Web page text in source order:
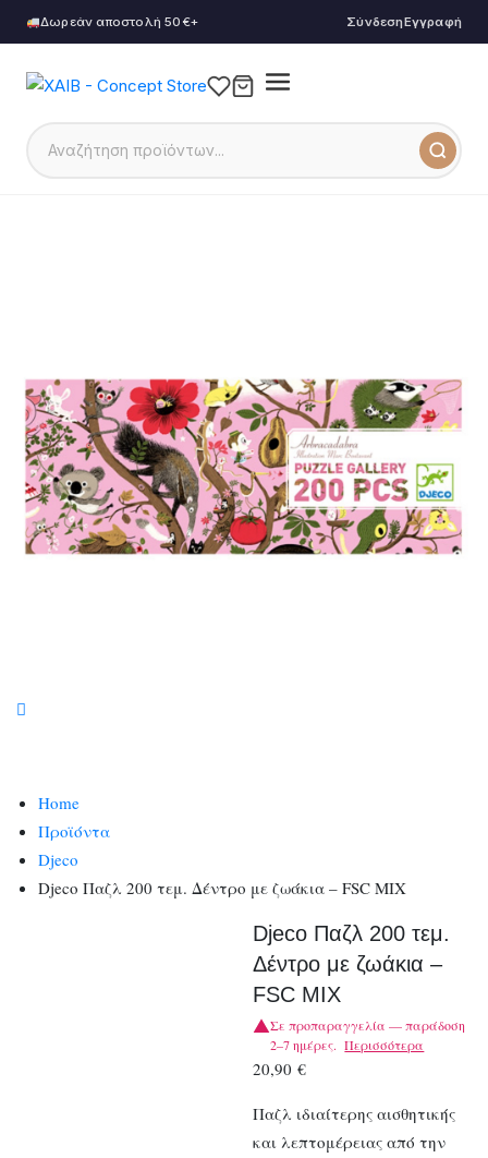
Δωρεάν αποστολή 50€+ ΣύνδεσηΕγγραφή
Home
Προϊόντα
Djeco
Djeco Παζλ 200 τεμ. Δέντρο με ζωάκια – FSC MIX
Djeco Παζλ 200 τεμ.
Δέντρο με ζωάκια –
FSC MIX
Σε προπαραγγελία — παράδοση
2–7 ημέρες. Περισσότερα
20,90€
Παζλ ιδιαίτερης αισθητικής
και λεπτομέρειας από την